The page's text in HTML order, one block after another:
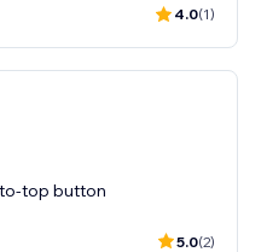
4.0(1)
top button
5.0(2)